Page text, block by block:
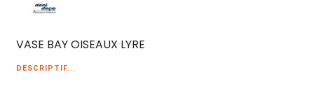
VASE BAY OISEAUX LYRE
DESCRIPTIF...